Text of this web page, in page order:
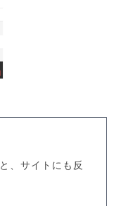
、サイトにも反